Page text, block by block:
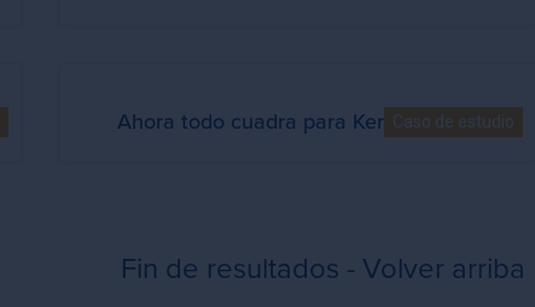
Caso de estudio
Ahora todo cuadra para Kern Pharma
Fin de resultados - Volver arriba